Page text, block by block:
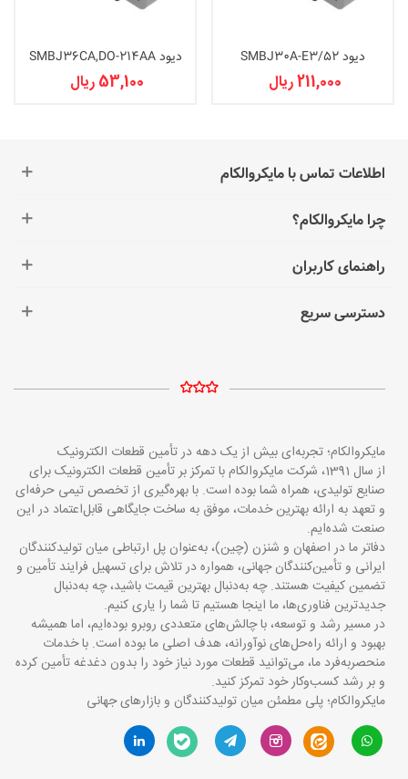
دیود SMBJ30A-E3/52
211,000 ریال
دیود SMBJ36CA,DO-214AA
53,100 ریال
اطلاعات تماس با مایکروالکام
چرا مایکروالکام؟
راهنمای کاربران
دسترسی سریع
مایکروالکام؛ تجربه‌ای بیش از یک دهه در تأمین قطعات الکترونیک
از سال 1391، شرکت مایکروالکام با تمرکز بر تأمین قطعات الکترونیک برای
صنایع تولیدی، همراه شما بوده است. با بهره‌گیری از تخصص تیمی حرفه‌ای
و تعهد به ارائه بهترین خدمات، موفق به ساخت جایگاهی قابل‌اعتماد در این
صنعت شده‌ایم.
دفاتر ما در اصفهان و شنزن (چین)، به‌عنوان پل ارتباطی میان تولیدکنندگان
ایرانی و تأمین‌کنندگان جهانی، همواره در تلاش برای تسهیل فرایند تأمین و
تضمین کیفیت هستند. چه به‌دنبال بهترین قیمت باشید، چه به‌دنبال
جدیدترین فناوری‌ها، ما اینجا هستیم تا شما را یاری کنیم.
در مسیر رشد و توسعه، با چالش‌های متعددی روبرو بوده‌ایم، اما همیشه
بهبود و ارائه راه‌حل‌های نوآورانه، هدف اصلی ما بوده است. با خدمات
منحصربه‌فرد ما، می‌توانید قطعات مورد نیاز خود را بدون دغدغه تأمین کرده
و بر رشد کسب‌وکار خود تمرکز کنید.
مایکروالکام؛ پلی مطمئن میان تولیدکنندگان و بازارهای جهانی